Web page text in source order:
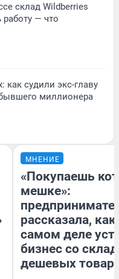
склад Wildberries
работу — что
как судили экс-главу
миллионера
МНЕНИЕ
«Покупаешь
мешке»:
рассказала, как
самом деле
бизнес со
дешевых